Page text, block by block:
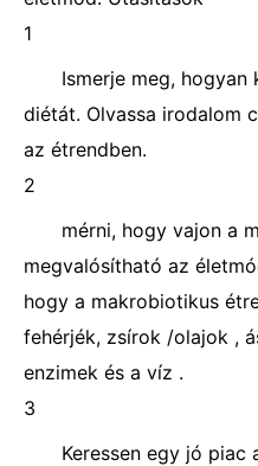
1
Ismerje meg,
diétát. Olvassa irodalom
az étrendben.
2
mérni, hogy vajon a
megvalósítható az
hogy a makrobiotikus
fehérjék, zsírok /olajok ,
enzimek és a víz .
3
Keressen egy jó piac